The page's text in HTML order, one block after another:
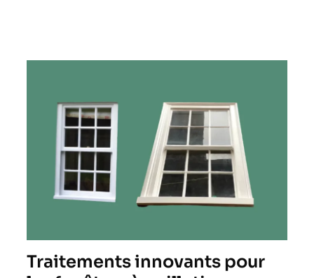
Traitements innovants pour